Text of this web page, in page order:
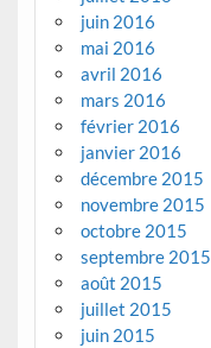
juin 2016
mai 2016
avril 2016
mars 2016
février 2016
janvier 2016
décembre 2015
novembre 2015
octobre 2015
septembre 2015
août 2015
juillet 2015
juin 2015